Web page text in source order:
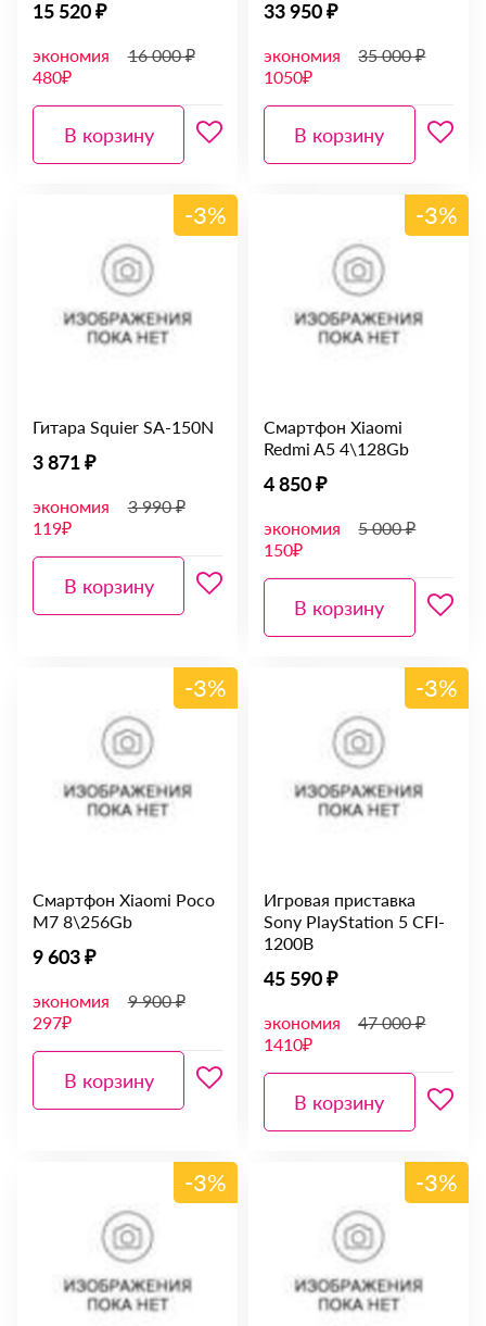
15 520 ₽
экономия
480₽
16 000 ₽
В корзину
33 950 ₽
экономия
1050₽
35 000 ₽
В корзину
-3%
Гитара Squier SA-150N
3 871 ₽
экономия
119₽
3 990 ₽
В корзину
-3%
Смартфон Xiaomi
Redmi A5 4\128Gb
4 850 ₽
экономия
150₽
5 000 ₽
В корзину
-3%
Смартфон Xiaomi Poco
M7 8\256Gb
9 603 ₽
экономия
297₽
9 900 ₽
В корзину
-3%
Игровая приставка
Sony PlayStation 5 CFI-
1200B
45 590 ₽
экономия
1410₽
47 000 ₽
В корзину
-3% -3%